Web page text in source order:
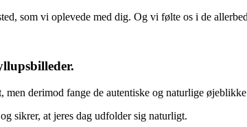
som vi oplevede med dig. Og vi følte os i de
derimod fange de autentiske og naturlige
sikrer, at jeres dag udfolder sig naturligt.